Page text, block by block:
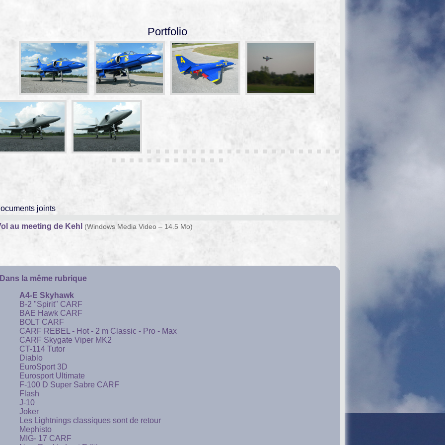
Portfolio
joints
au meeting de Kehl (Windows Media Video – 14.5 Mo)
la même rubrique
A4-E Skyhawk
B-2 "Spirit" CARF
BAE Hawk CARF
BOLT CARF
CARF REBEL - Hot - 2 m Classic - Pro - Max
CARF Skygate Viper MK2
CT-114 Tutor
Diablo
EuroSport 3D
Eurosport Ultimate
F-100 D Super Sabre CARF
Flash
J-10
Joker
Les Lightnings classiques sont de retour
Mephisto
MIG- 17 CARF